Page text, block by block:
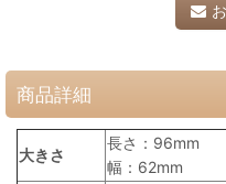
商品詳細
大きさ
長さ：96mm
幅：62mm